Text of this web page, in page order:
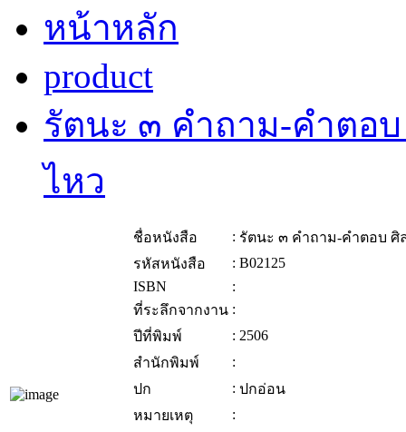
หน้าหลัก
product
รัตนะ ๓ คำถาม-คำตอ
ไหว
ชื่อหนังสือ : รัตนะ ๓ คำถาม-คำตอบ
รหัสหนังสือ
: B02125
ISBN
:
ที่ระลึกจากงาน :
ปีที่พิมพ์
: 2506
สำนักพิมพ์
:
ปก
: ปกอ่อน
หมายเหตุ
: